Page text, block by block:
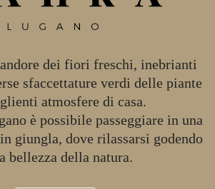
dei fiori freschi, inebrianti
sfaccettature verdi delle piante
atmosfere di casa.
è possibile passeggiare in una
giungla, dove rilassarsi godendo
bellezza della natura.